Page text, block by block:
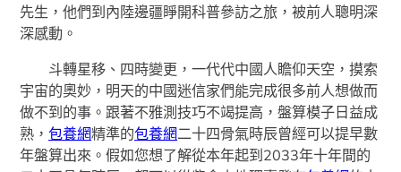
先生，他們到內陸邊疆睜開科普參訪之旅，被前人聰明深
深感動。
斗轉星移、四時變更，一代代中國人瞻仰天空，摸索
宇宙的奧妙，明天的中國迷信家們能完成很多前人想做而
做不到的事。跟著不雅測技巧不竭提高，盤算模子日益成
熟，包養網精準的包養網二十四骨氣時辰曾經可以提早數
年盤算出來。假如您想了解從本年起到2033年十年間的